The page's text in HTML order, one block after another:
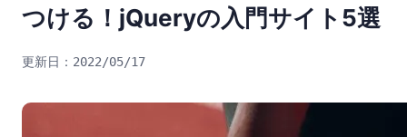
つける！jQueryの入門サイト5選
2022/05/17